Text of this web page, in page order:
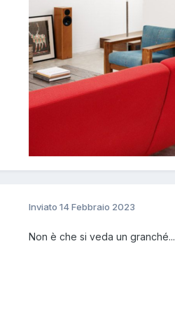
Inviato 14 Febbraio 2023
Non è che si veda un granché...